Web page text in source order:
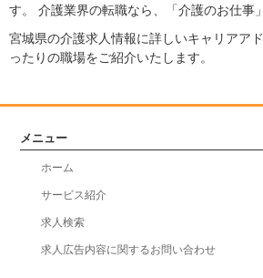
す。 介護業界の転職なら、「介護のお仕事
宮城県の介護求人情報に詳しいキャリアア
ったりの職場をご紹介いたします。
メニュー
ホーム
サービス紹介
求人検索
求人広告内容に関するお問い合わせ